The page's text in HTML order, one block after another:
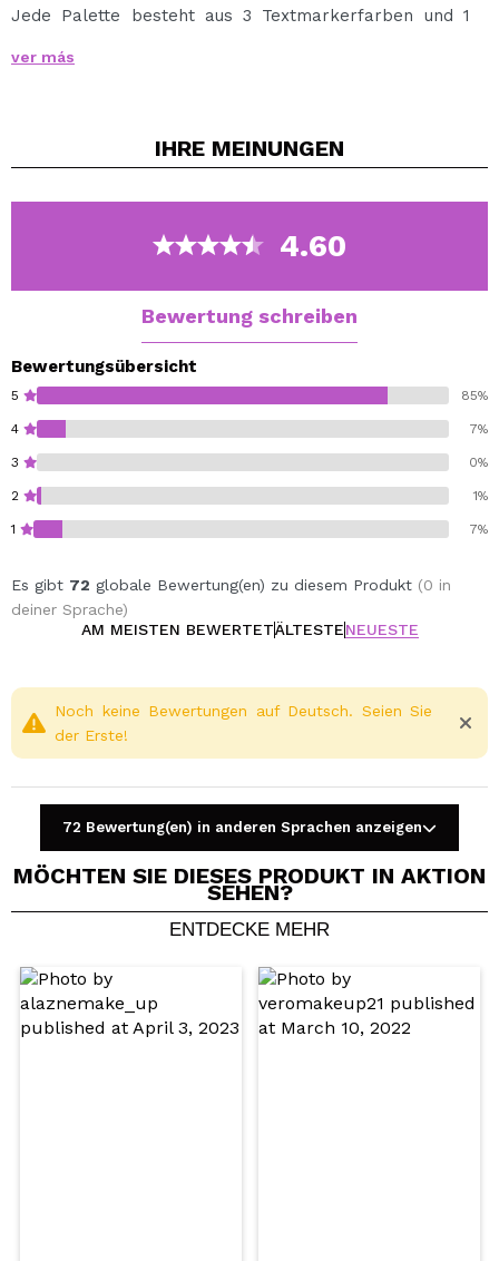
Jede Palette besteht aus 3 Textmarkerfarben und 1
Erleuchten Sie Ihr Gesicht mit den verschiedenen
ver más
IHRE MEINUNGEN
4.60
Bewertung schreiben
Bewertungsübersicht
5 85%
4 7%
3 0%
2 1%
1 7%
Es gibt 72 globale Bewertung(en) zu diesem Produkt (0 in
deiner Sprache)
AM MEISTEN BEWERTETÄLTESTENEUESTE
Ein Video oder Foto teilen
Dein Video könnte das erste sein. Stell es dir vor...
Würden Sie diesen Kauf empfehlen? Ja Nein
Noch keine Bewertungen auf Deutsch. Seien Sie
der Erste!
72 Bewertung(en) in anderen Sprachen anzeigen
MÖCHTEN SIE DIESES PRODUKT IN AKTION
SEHEN?
ENTDECKE MEHR